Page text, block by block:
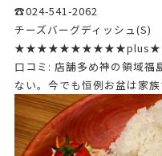
☎024-541-2062
チーズバーグディッシュ(S)
★★★★★★★★★★plus★★
口コミ: 店舗多め神の領域福
ない。今でも恒例お盆は家